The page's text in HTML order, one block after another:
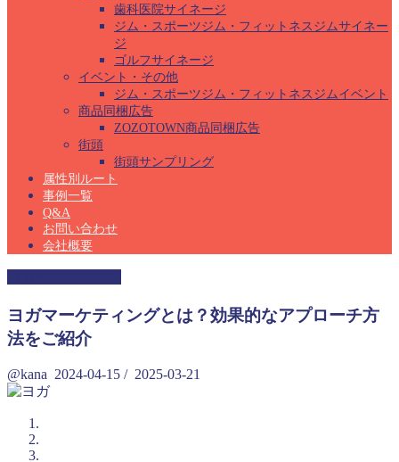
歯科医院サイネージ
ジム・スポーツジム・フィットネスジムサイネー
ジ
ゴルフサイネージ
イベント・その他
ジム・スポーツジム・フィットネスジムイベント
商品同梱広告
ZOZOTOWN商品同梱広告
街頭
街頭サンプリング
属性別ルート
事例一覧
Q&A
お問い合わせ
会社概要
ヨガマーケティングとは？効果的なアプローチ方
法をご紹介
@kana 2024-04-15 / 2025-03-21